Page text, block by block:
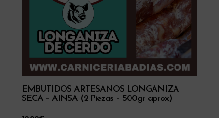
EMBUTIDOS ARTESANOS LONGANIZA
SECA – AINSA (2 Piezas – 500gr aprox)